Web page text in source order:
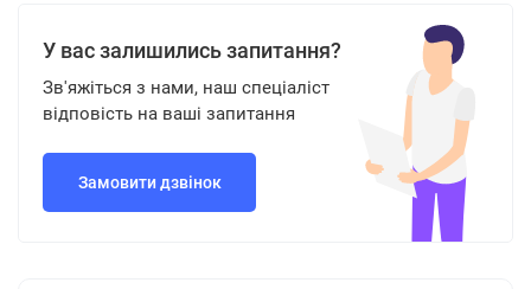
У вас залишились запитання?
Зв'яжіться з нами, наш спеціаліст
відповість на ваші запитання
Замовити дзвінок